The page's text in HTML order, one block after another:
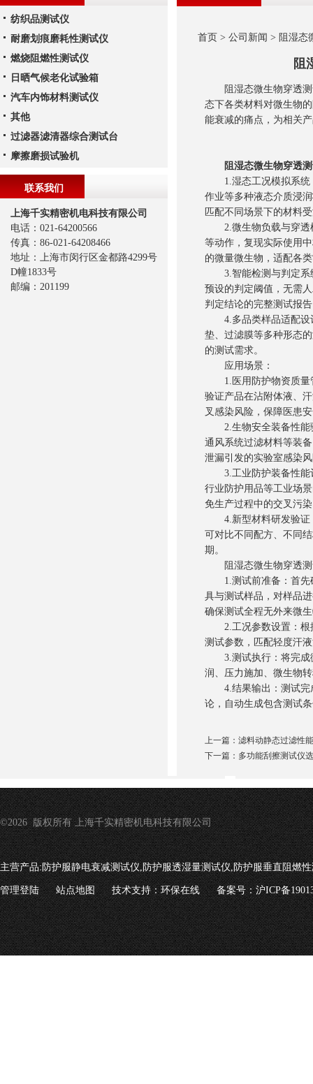
首页 > 公司新闻 > 阻湿态
阻
阻湿态微生物穿透测
态下各类材料对微生物
能衰减的痛点，为相关
阻湿态微生物穿透
1.湿态工况模拟系统：
作业等多种液态介质浸
匹配不同场景下的材料
2.微生物负载与穿透模
等动作，复现实际使用
的微量微生物，适配各
3.智能检测与判定系统
预设的判定阈值，无需
判定结论的完整测试报
4.多品类样品适配设计
垫、过滤膜等多种形态
的测试需求。
应用场景：
1.医用防护物资质量管
验证产品在沾附体液、
叉感染风险，保障医患
2.生物安全装备性能验
通风系统过滤材料等装
泄漏引发的实验室感染
3.工业防护装备性能评
行业防护用品等工业场
免生产过程中的交叉污
4.新型材料研发验证：
可对比不同配方、不同
期。
阻湿态微生物穿透测
1.测试前准备：首先确
具与测试样品，对样品
确保测试全程无外来微
2.工况参数设置：根据
测试参数，匹配轻度汗
3.测试执行：将完成微
润、压力施加、微生物
4.结果输出：测试完
论，自动生成包含测试
上一篇： 滤料动静态过滤性
下一篇： 多功能刮擦测试仪
纺织品测试仪
耐磨划痕磨耗性测试仪
燃烧阻燃性测试仪
日晒气候老化试验箱
汽车内饰材料测试仪
其他
过滤器滤清器综合测试台
摩擦磨损试验机
联系我们
上海千实精密机电科技有限公司
电话：021-64200566
传真：86-021-64208466
地址：上海市闵行区金都路4299号
D幢1833号
邮编：201199
©2026 版权所有 上海千实精密机电科技有限公司
主营产品:防护服静电衰减测试仪,防护服透湿量测试仪,防护服垂直阻燃
管理登陆 站点地图 技术支持：环保在线 备案号：沪ICP备